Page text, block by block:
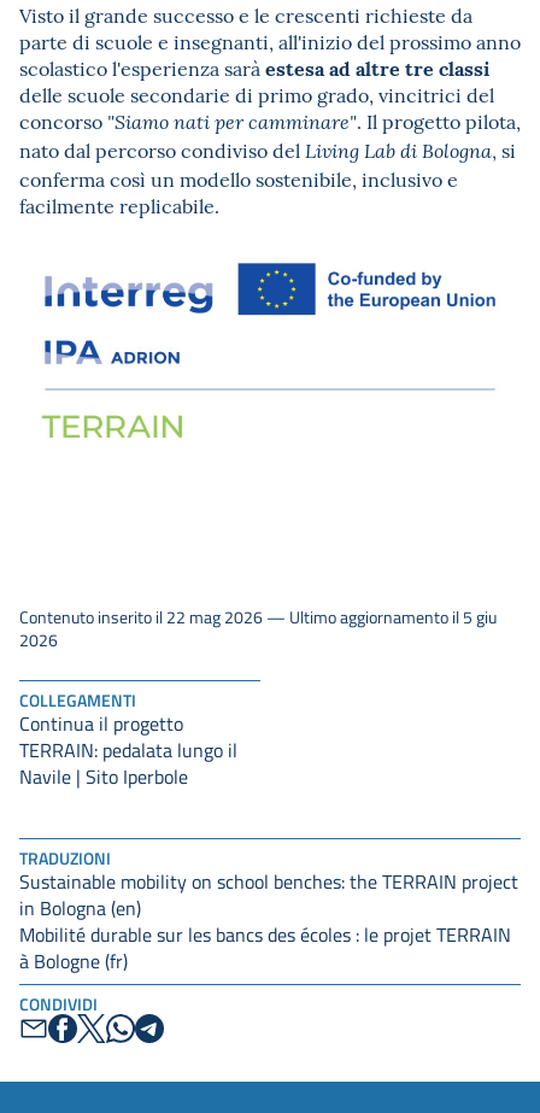
TRADUZIONI
Sustainable mobility on school benches: the TERRAIN project
in Bologna (en)
Mobilité durable sur les bancs des écoles : le projet TERRAIN
à Bologne (fr)
CONDIVIDI
Visto il grande successo e le crescenti richieste da
parte di scuole e insegnanti, all'inizio del prossimo anno
scolastico l'esperienza sarà estesa ad altre tre classi
delle scuole secondarie di primo grado, vincitrici del
concorso "Siamo nati per camminare". Il progetto pilota,
nato dal percorso condiviso del Living Lab di Bologna, si
conferma così un modello sostenibile, inclusivo e
facilmente replicabile.
COLLEGAMENTI
Continua il progetto
TERRAIN: pedalata lungo il
Navile | Sito Iperbole
Contenuto inserito il 22 mag 2026 — Ultimo aggiornamento il 5 giu
2026